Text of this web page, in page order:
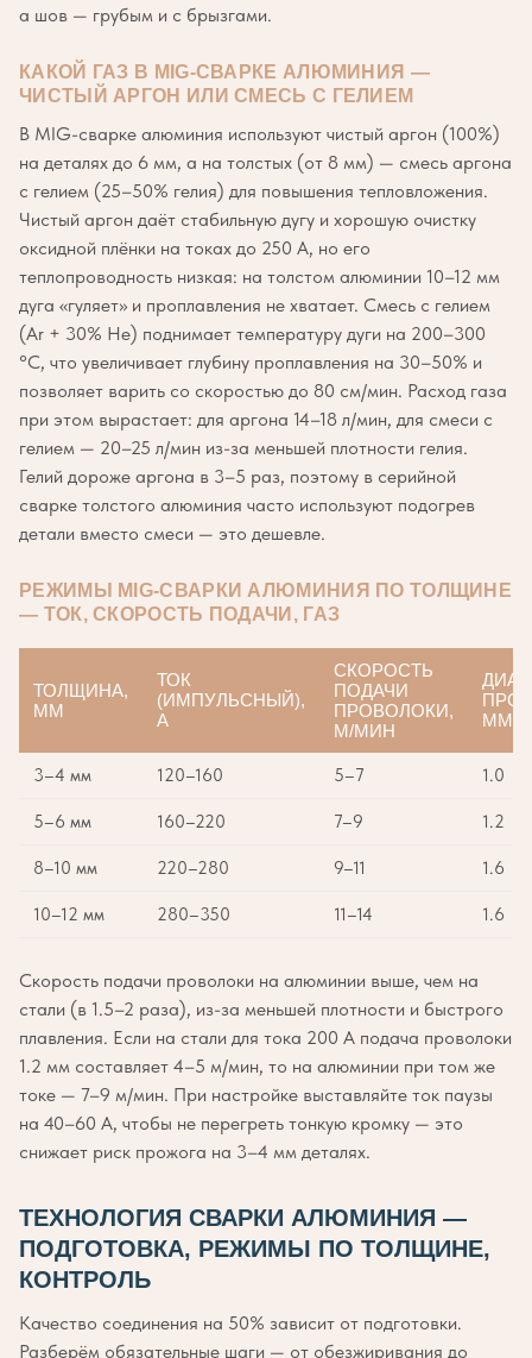
а шов — грубым и с брызгами.
КАКОЙ ГАЗ В MIG-СВАРКЕ АЛЮМИНИЯ —
ЧИСТЫЙ АРГОН ИЛИ СМЕСЬ С ГЕЛИЕМ
В MIG-сварке алюминия используют чистый аргон (100%)
на деталях до 6 мм, а на толстых (от 8 мм) — смесь аргона
с гелием (25–50% гелия) для повышения тепловложения.
Чистый аргон даёт стабильную дугу и хорошую очистку
оксидной плёнки на токах до 250 А, но его
теплопроводность низкая: на толстом алюминии 10–12 мм
дуга «гуляет» и проплавления не хватает. Смесь с гелием
(Ar + 30% He) поднимает температуру дуги на 200–300
°C, что увеличивает глубину проплавления на 30–50% и
позволяет варить со скоростью до 80 см/мин. Расход газа
при этом вырастает: для аргона 14–18 л/мин, для смеси с
гелием — 20–25 л/мин из-за меньшей плотности гелия.
Гелий дороже аргона в 3–5 раз, поэтому в серийной
сварке толстого алюминия часто используют подогрев
детали вместо смеси — это дешевле.
РЕЖИМЫ MIG-СВАРКИ АЛЮМИНИЯ ПО ТОЛЩИНЕ
— ТОК, СКОРОСТЬ ПОДАЧИ, ГАЗ
ТОЛЩИНА,
ММ
ТОК
(ИМПУЛЬСНЫЙ),
А
СКОРОСТЬ
ПОДАЧИ
ПРОВОЛОКИ,
М/МИН
ММ
3–4 мм 120–160 5–7 1.0
5–6 мм 160–220 7–9 1.2
8–10 мм 220–280 9–11 1.6
10–12 мм 280–350 11–14 1.6
Скорость подачи проволоки на алюминии выше, чем на
стали (в 1.5–2 раза), из-за меньшей плотности и быстрого
плавления. Если на стали для тока 200 А подача проволоки
1.2 мм составляет 4–5 м/мин, то на алюминии при том же
токе — 7–9 м/мин. При настройке выставляйте ток паузы
на 40–60 А, чтобы не перегреть тонкую кромку — это
снижает риск прожога на 3–4 мм деталях.
ТЕХНОЛОГИЯ СВАРКИ АЛЮМИНИЯ —
ПОДГОТОВКА, РЕЖИМЫ ПО ТОЛЩИНЕ,
КОНТРОЛЬ
Качество соединения на 50% зависит от подготовки.
Разберём обязательные шаги — от обезжиривания до